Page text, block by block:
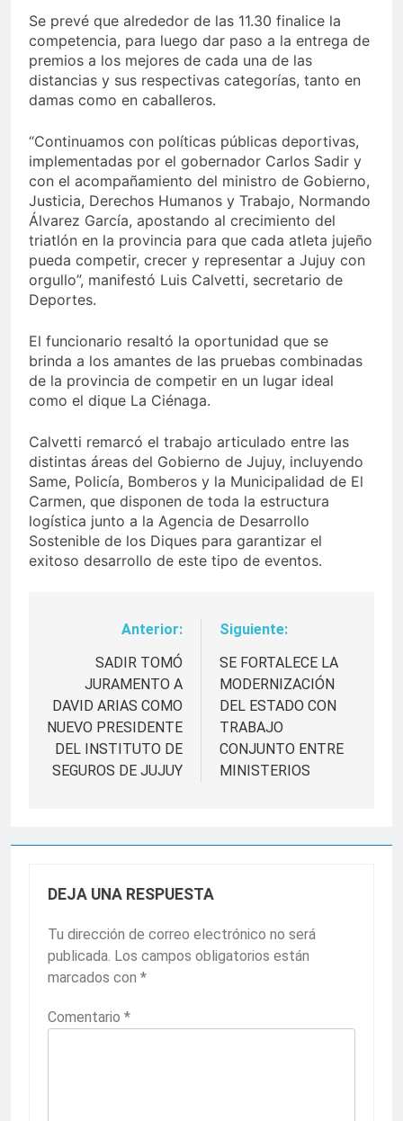
Se prevé que alrededor de las 11.30 finalice la
competencia, para luego dar paso a la entrega de
premios a los mejores de cada una de las
distancias y sus respectivas categorías, tanto en
damas como en caballeros.
“Continuamos con políticas públicas deportivas,
implementadas por el gobernador Carlos Sadir y
con el acompañamiento del ministro de Gobierno,
Justicia, Derechos Humanos y Trabajo, Normando
Álvarez García, apostando al crecimiento del
triatlón en la provincia para que cada atleta jujeño
pueda competir, crecer y representar a Jujuy con
orgullo”, manifestó Luis Calvetti, secretario de
Deportes.
El funcionario resaltó la oportunidad que se
brinda a los amantes de las pruebas combinadas
de la provincia de competir en un lugar ideal
como el dique La Ciénaga.
Calvetti remarcó el trabajo articulado entre las
distintas áreas del Gobierno de Jujuy, incluyendo
Same, Policía, Bomberos y la Municipalidad de El
Carmen, que disponen de toda la estructura
logística junto a la Agencia de Desarrollo
Sostenible de los Diques para garantizar el
exitoso desarrollo de este tipo de eventos.
Navegación
entradas
Anterior:
SADIR TOMÓ
JURAMENTO A
DAVID ARIAS COMO
NUEVO PRESIDENTE
DEL INSTITUTO DE
SEGUROS DE JUJUY
Siguiente:
SE FORTALECE LA
MODERNIZACIÓN
DEL ESTADO CON
TRABAJO
CONJUNTO ENTRE
MINISTERIOS
DEJA UNA RESPUESTA
Tu dirección de correo electrónico no será
publicada. Los campos obligatorios están
marcados con *
Comentario *